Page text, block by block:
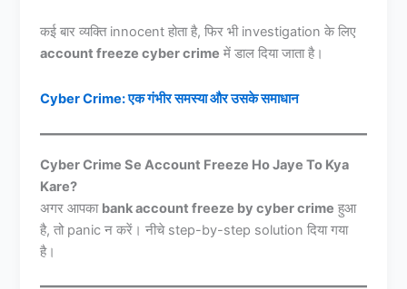
कई बार व्यक्ति innocent होता है, फिर भी investigation के लिए
account freeze cyber crime में डाल दिया जाता है।
Cyber Crime: एक गंभीर समस्या और उसके समाधान
Cyber Crime Se Account Freeze Ho Jaye To Kya
Kare?
अगर आपका bank account freeze by cyber crime हुआ
है, तो panic न करें। नीचे step-by-step solution दिया गया
है।